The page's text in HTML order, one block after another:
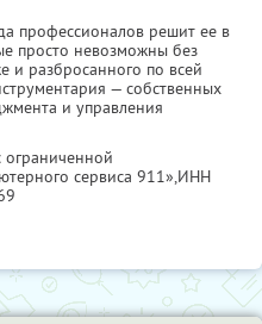
профессионалов решит ее в
просто невозможны без
и разбросанного по всей
— собственных
и управления
ограниченной
сервиса 911»,ИНН